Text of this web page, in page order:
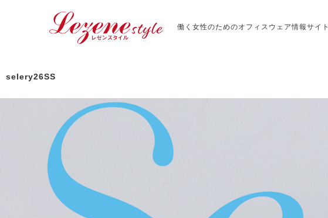
働く女性のためのオフィスウェア情報サイト
selery26SS